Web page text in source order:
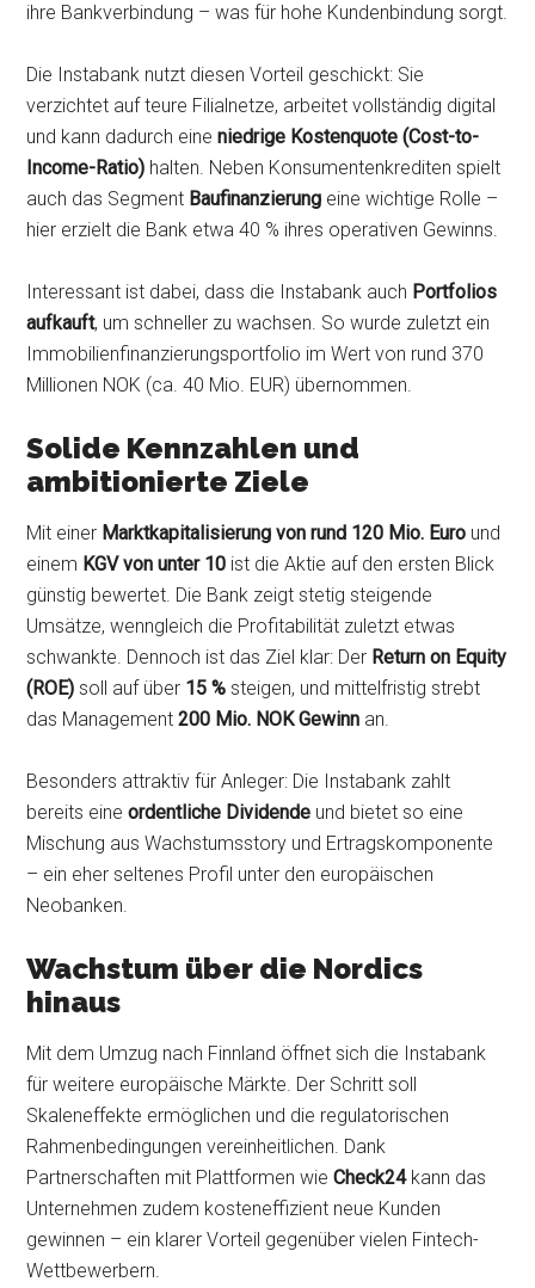
ihre Bankverbindung – was für hohe Kundenbindung sorgt.
Die Instabank nutzt diesen Vorteil geschickt: Sie
verzichtet auf teure Filialnetze, arbeitet vollständig digital
und kann dadurch eineniedrige Kostenquote (Cost-to-
Income-Ratio) halten. Neben Konsumentenkrediten spielt
auch das Segment Baufinanzierung eine wichtige Rolle –
hier erzielt die Bank etwa 40 % ihres operativen Gewinns.
Interessant ist dabei, dass die Instabank auch Portfolios
aufkauft, um schneller zu wachsen. So wurde zuletzt ein
Immobilienfinanzierungsportfolio im Wert von rund 370
Millionen NOK (ca. 40 Mio. EUR) übernommen.
Solide Kennzahlen und
ambitionierte Ziele
Mit einer Marktkapitalisierung von rund 120 Mio. Euro und
einem KGV von unter 10 ist die Aktie auf den ersten Blick
günstig bewertet. Die Bank zeigt stetig steigende
Umsätze, wenngleich die Profitabilität zuletzt etwas
schwankte. Dennoch ist das Ziel klar: Der Return on Equity
(ROE) soll auf über 15 % steigen, und mittelfristig strebt
das Management200 Mio. NOK Gewinn an.
Besonders attraktiv für Anleger: Die Instabank zahlt
bereits eineordentliche Dividende und bietet so eine
Mischung aus Wachstumsstory und Ertragskomponente
– ein eher seltenes Profil unter den europäischen
Neobanken.
Wachstum über die Nordics
hinaus
Mit dem Umzug nach Finnland öffnet sich die Instabank
für weitere europäische Märkte. Der Schritt soll
Skaleneffekte ermöglichen und die regulatorischen
Rahmenbedingungen vereinheitlichen. Dank
Partnerschaften mit Plattformen wieCheck24kann das
Unternehmen zudem kosteneffizient neue Kunden
gewinnen – ein klarer Vorteil gegenüber vielen Fintech-
Wettbewerbern.